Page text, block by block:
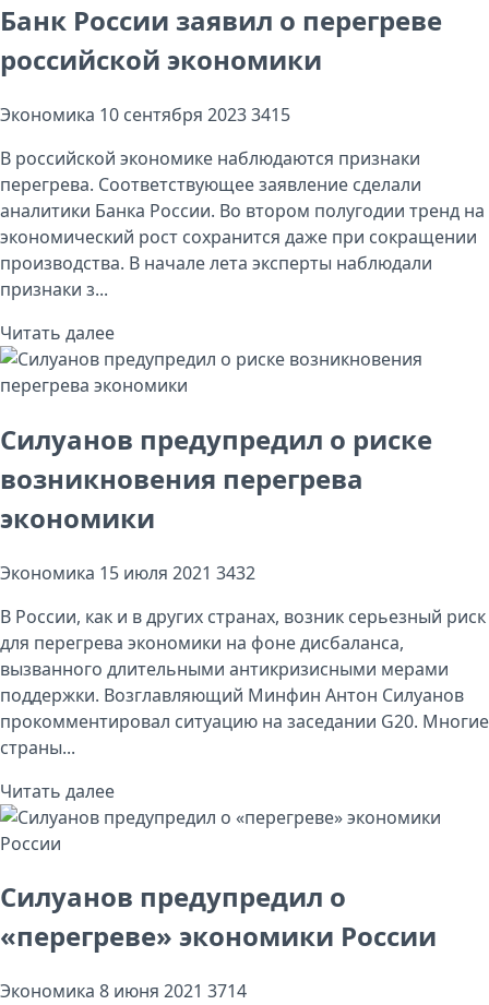
Банк России заявил о перегреве
российской экономики
Экономика 10 сентября 20233415
В российской экономике наблюдаются признаки
перегрева. Соответствующее заявление сделали
аналитики Банка России. Во втором полугодии тренд на
экономический рост сохранится даже при сокращении
производства. В начале лета эксперты наблюдали
признаки з...
Читать далее
Силуанов предупредил о риске
возникновения перегрева
экономики
Экономика 15 июля 2021 3432
В России, как и в других странах, возник серьезный риск
для перегрева экономики на фоне дисбаланса,
вызванного длительными антикризисными мерами
поддержки. Возглавляющий Минфин Антон Силуанов
прокомментировал ситуацию на заседании G20. Многие
страны...
Читать далее
Силуанов предупредил о
«перегреве» экономики России
Экономика 8 июня 2021 3714